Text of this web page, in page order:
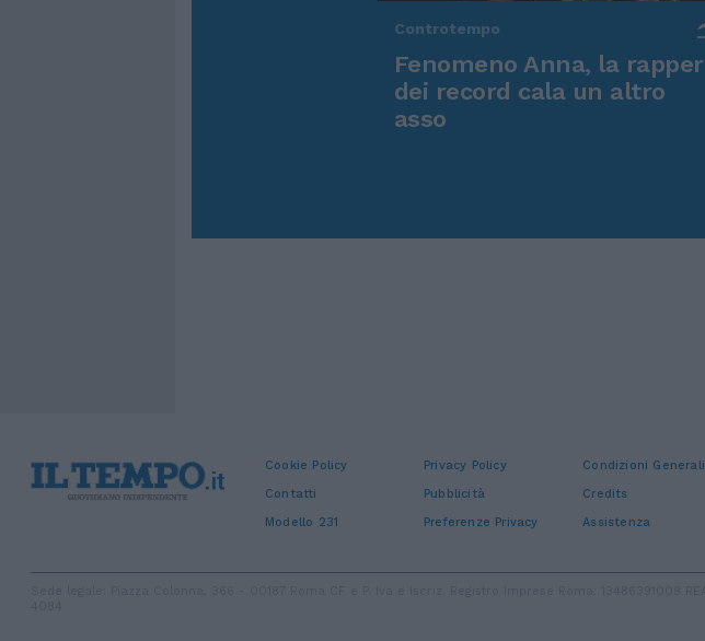
Controtempo
Fenomeno Anna, la rapper
dei record cala un altro
asso
Cookie Policy Privacy Policy
Condizioni Generali
Contatti
Pubblicità
Credits
Modello 231
Preferenze Privacy Assistenza